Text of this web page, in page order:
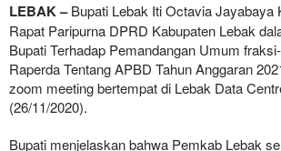
LEBAK –Bupati Lebak Iti Octavia Jayabaya
Rapat Paripurna DPRD Kabupaten Lebak
Bupati Terhadap Pemandangan Umum
Raperda Tentang APBD Tahun Anggaran
zoom meeting bertempat di Lebak Data
(26/11/2020).
Bupati menjelaskan bahwa Pemkab Lebak